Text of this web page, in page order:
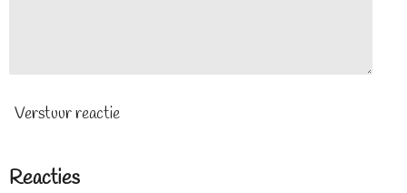
Verstuur reactie
Reacties